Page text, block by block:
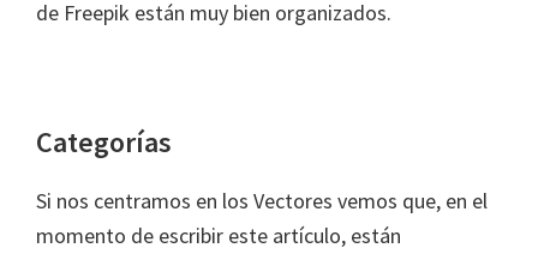
de Freepik están muy bien organizados.
Categorías
Si nos centramos en los Vectores vemos que, en el
momento de escribir este artículo, están